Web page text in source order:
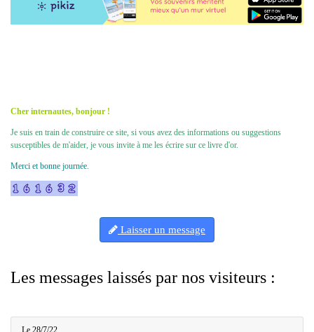
Cher internautes, bonjour !
Je suis en train de construire ce site, si vous avez des informations ou suggestions
susceptibles de m'aider, je vous invite à me les écrire sur ce livre d'or.
Merci et bonne journée.
Laisser un message
Les messages laissés par nos visiteurs :
Le 28/7/22